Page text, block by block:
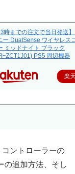
時までの注文で当日発送
ー DualSense ワイヤレス
ミッドナイト ブラック
PS5 周辺機器
楽
ントローラーの
の追加方法、そし